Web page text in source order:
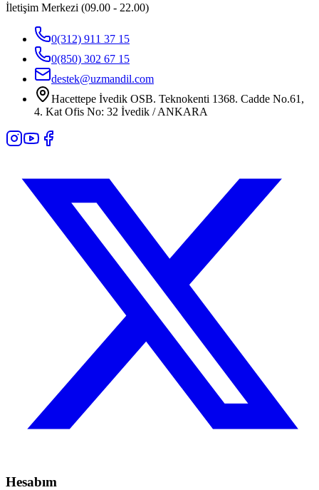
İletişim Merkezi (09.00 - 22.00)
0(312) 911 37 15
0(850) 302 67 15
destek@uzmandil.com
Hacettepe İvedik OSB. Teknokenti 1368. Cadde No.61,
4. Kat Ofis No: 32 İvedik / ANKARA
Hesabım